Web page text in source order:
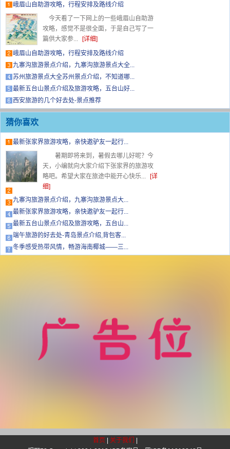
峨眉山自助游攻略，行程安排及路线介绍
今天看了一下网上的一些峨眉山自助游
攻略，感觉不是很全面，于是自己写了一
篇供大家参... [详细]
峨眉山自助游攻略，行程安排及路线介绍
九寨沟旅游景点介绍，九寨沟旅游景点大全...
苏州旅游景点大全苏州景点介绍，不知道哪...
最新五台山景点介绍及旅游攻略，五台山好...
西安旅游的几个好去处-景点推荐
猜你喜欢
最新张家界旅游攻略，亲快邀驴友一起行...
暑期即将来到，暑假去哪儿好呢？今
天，小编就向大家介绍下张家界的旅游攻
略吧。希望大家在旅途中能开心快乐... [详
细]
九寨沟旅游景点介绍，九寨沟旅游景点大...
最新张家界旅游攻略，亲快邀驴友一起行...
最新五台山景点介绍及旅游攻略，五台山...
端午旅游的好去处-青岛景点介绍,背包客...
冬季感受热带风情，畅游海南椰城——三...
首页 关于我们